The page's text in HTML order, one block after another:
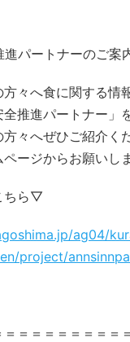
パートナーのご案
々へ食に関する情
推進パートナー」
方々へぜひご紹介く
ージからお願いしま
ちら▽
ag04/
project/
＝＝＝＝＝＝＝＝